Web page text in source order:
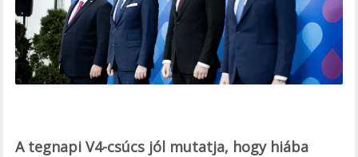
A tegnapi V4-csúcs jól mutatja, hogy hiába